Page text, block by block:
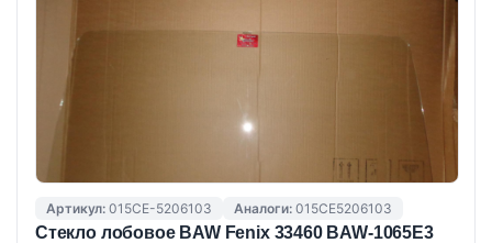
Артикул: 015CE-5206103 Аналоги: 015CE5206103
Стекло лобовое BAW Fenix 33460 BAW-1065E3